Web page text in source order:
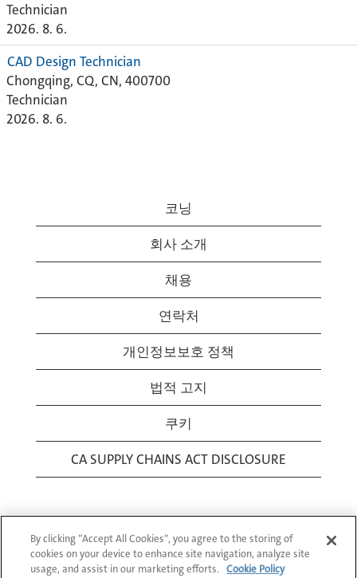
Technician
2026. 8. 6.
CAD Design Technician
Chongqing, CQ, CN, 400700
Technician
2026. 8. 6.
코닝
회사 소개
채용
연락처
개인정보보호 정책
법적 고지
쿠키
CA SUPPLY CHAINS ACT DISCLOSURE
By clicking “Accept All Cookies”, you agree to the storing of
cookies on your device to enhance site navigation, analyze site
usage, and assist in our marketing efforts.
Cookie Policy